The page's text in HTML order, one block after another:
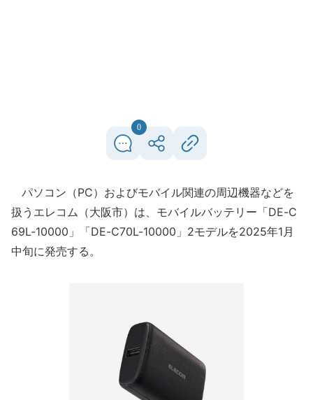
0
パソコン（PC）およびモバイル関連の周辺機器などを
扱うエレコム（大阪市）は、モバイルバッテリー「DE-C
69L-10000」「DE-C70L-10000」2モデルを2025年1月
中旬に発売する。